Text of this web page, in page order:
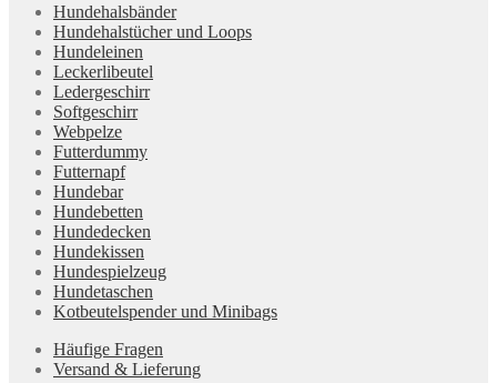
Hundehalsbänder
Hundehalstücher und Loops
Hundeleinen
Leckerlibeutel
Ledergeschirr
Softgeschirr
Webpelze
Futterdummy
Futternapf
Hundebar
Hundebetten
Hundedecken
Hundekissen
Hundespielzeug
Hundetaschen
Kotbeutelspender und Minibags
Häufige Fragen
Versand & Lieferung